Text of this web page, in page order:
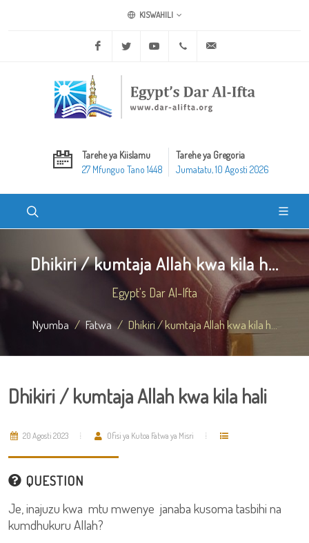
KISWAHILI
Facebook Twitter Youtube +20 2 25970400
Tarehe ya Kiislamu
27 Mfunguo Tano 1448
Tarehe ya Gregoria
Jumatatu, 10 Agosti 2026
Dhikiri / kumtaja Allah kwa kila h...
Egypt's Dar Al-Ifta
Nyumba Fatwa Dhikiri / kumtaja Allah kwa kila h...
Dhikiri / kumtaja Allah kwa kila hali
20 Agosti 2023 Ofisi ya Kutoa Fatwa ya Misri
QUESTION
Je, inajuzu kwa mtu mwenye janaba kusoma tasbihi na
kumdhukuru Allah?